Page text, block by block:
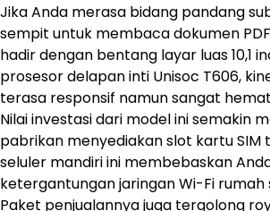
Jika Anda merasa bidang pandang
sempit untuk membaca dokumen
hadir dengan bentang layar luas 10,1
prosesor delapan inti Unisoc T606,
terasa responsif namun sangat
Nilai investasi dari model ini semakin
pabrikan menyediakan slot kartu SIM
seluler mandiri ini membebaskan
ketergantungan jaringan Wi-Fi rumah
Paket penjualannya juga tergolong